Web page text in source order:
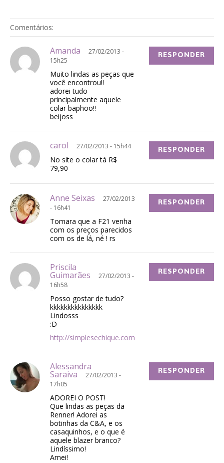
Comentários:
Amanda
27/02/2013 -
15h25
Muito lindas as peças que
você encontrou!!
adorei tudo
principalmente aquele
colar baphoo!!
beijoss
RESPONDER
carol 27/02/2013 - 15h44
No site o colar tá R$
79,90
RESPONDER
Anne Seixas
27/02/2013
- 16h41
Tomara que a F21 venha
com os preços parecidos
com os de lá, né ! rs
RESPONDER
Priscila
Guimarães
27/02/2013 -
16h58
Posso gostar de tudo?
kkkkkkkkkkkkkkk
Lindosss
:D
http://simplesechique.com
RESPONDER
Alessandra
Saraiva
27/02/2013 -
17h05
ADOREI O POST!
Que lindas as peças da
Renner! Adorei as
botinhas da C&A, e os
casaquinhos, e o que é
aquele blazer branco?
Lindíssimo!
Amei!
RESPONDER